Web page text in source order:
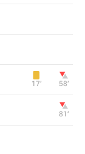
17‎’‎ 58‎’‎
81‎’‎